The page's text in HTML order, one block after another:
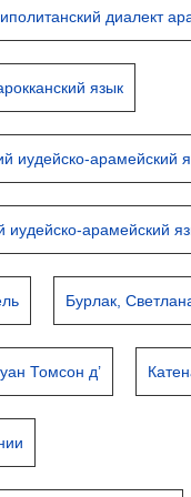
диалект
язык
иудейско-арамейский
иудейско-арамейский
Бурлак,
Томсон д’